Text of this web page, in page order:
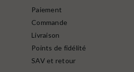
Paiement
Commande
Livraison
Points de fidélité
SAV et retour